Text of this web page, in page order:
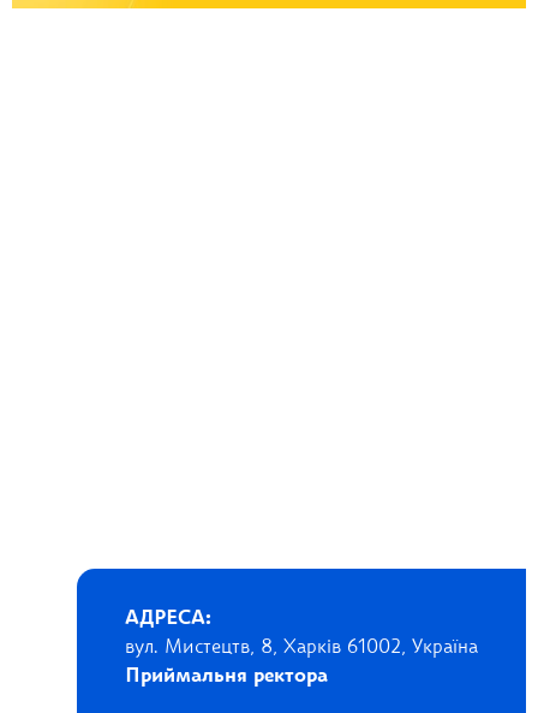
АДРЕСА:
вул. Мистецтв, 8, Харків 61002, Україна
Приймальня ректора